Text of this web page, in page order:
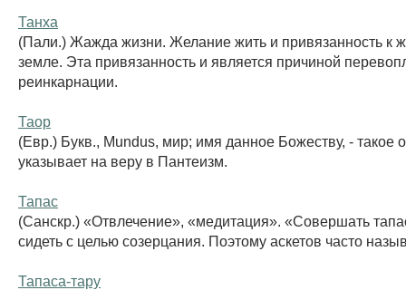
Танха
(Пали.) Жажда жизни. Желание жить и привязанность к
земле. Эта привязанность и является причиной
реинкарнации.
Таор
(Евр.) Букв., Mundus, мир; имя данное Божеству, - такое
указывает на веру в Пантеизм.
Тапас
(Санскр.) «Отвлечение», «медитация». «Совершать
сидеть с целью созерцания. Поэтому аскетов часто
Тапаса-тару